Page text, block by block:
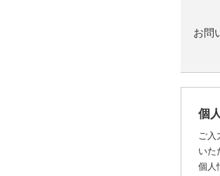
お問
個
ご入
いた
個人